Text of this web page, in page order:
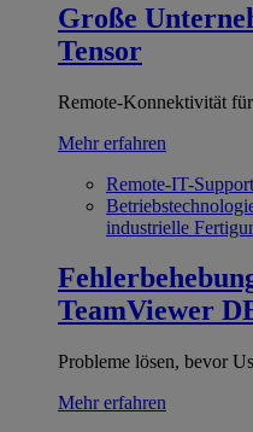
Große
Tensor
Remote-Konnektivität
Mehr erfahren
Remote-IT-Support
industrielle
TeamViewer
Probleme lösen, bevor
Mehr erfahren